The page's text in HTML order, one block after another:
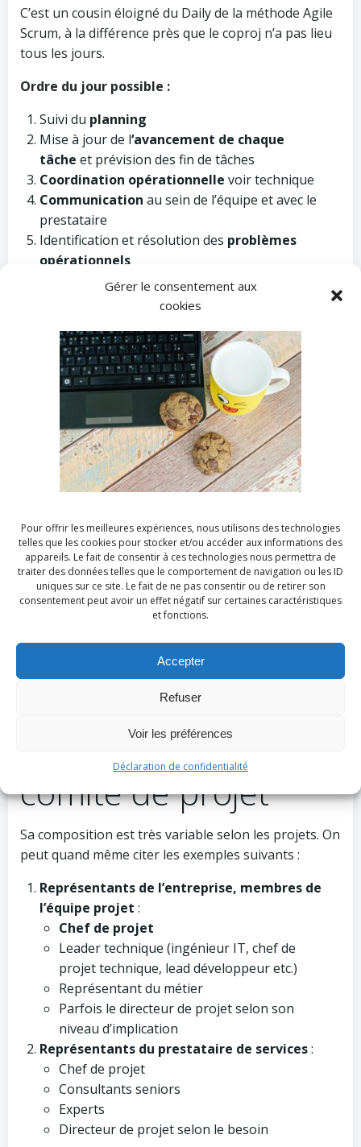
Gérer le consentement aux
cookies
Pour offrir les meilleures expériences, nous utilisons des technologies
telles que les cookies pour stocker et/ou accéder aux informations des
appareils. Le fait de consentir à ces technologies nous permettra de
traiter des données telles que le comportement de navigation ou les ID
uniques sur ce site. Le fait de ne pas consentir ou de retirer son
consentement peut avoir un effet négatif sur certaines caractéristiques
et fonctions.
Accepter
Refuser
Voir les préférences
Déclaration de confidentialité
C’est un cousin éloigné du Daily de la méthode Agile
Scrum, à la différence près que le coproj n’a pas lieu
tous les jours.
Ordre du jour possible :
Suivi du planning
Mise à jour de l‘avancement de chaque
tâche et prévision des fin de tâches
Coordination opérationnelle voir technique
Communication au sein de l’équipe et avec le
prestataire
Identification et résolution des problèmes
opérationnels
En général, la réunion est animée par le chef de
projet. Sauf de manière exceptionnelle, le
ne participe pas à ces meetings.
Différences avec le
comité de pilotage
Alors que le « COPIL » est un organe de gouvernance
stratégique qui supervise le projet,le comité de
projet se concentre sur le côté opérationnel
encours et les tâches. Les membres du comité ne
sont donc pas les mêmes. Dansle comité de pilotage
il s’agit de membre du comité de direction, dans
l’autre, des membres de l’équipe projet.
bonne efficacité, elles doivent être animées
correctement et s’assurer qu’elles ne se
Composition du
comité de projet
Sa composition est très variable selon les projets. On
peut quand même citer les exemples suivants :
Représentants de l’entreprise, membres de
l’équipe projet :
Chef de projet
Leader technique (ingénieur IT, chef de
projet technique, lead développeur etc.)
Représentant du métier
Parfois le directeur de projet selon son
niveau d’implication
Représentants du prestataire de services:
Chef de projet
Consultants seniors
Experts
Directeur de projet selon le besoin